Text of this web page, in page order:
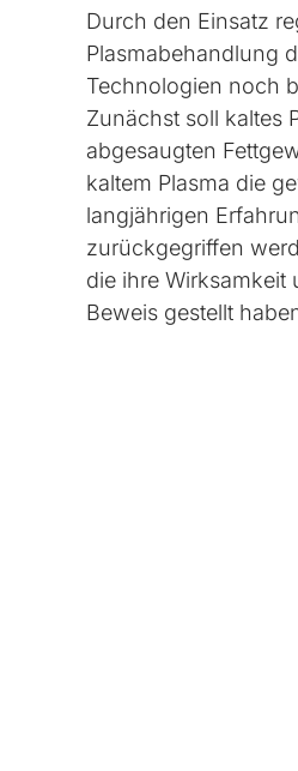
Durch den Einsatz
Plasmabehandlung
Technologien noch
Zunächst soll kaltes
abgesaugten
kaltem Plasma die
langjährigen
zurückgegriffen
die ihre
Beweis gestellt